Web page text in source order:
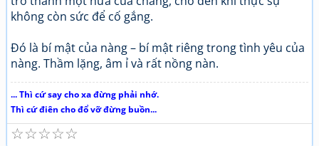
không còn sức để cố gắng.
Đó là bí mật của nàng – bí mật riêng trong tình yêu của
nàng. Thầm lặng, âm ỉ và rất nồng nàn.
... Thì cứ say cho xa đừng phải nhớ.
Thì cứ điên cho đổ vỡ đừng buồn...
☆
☆
☆
☆
☆